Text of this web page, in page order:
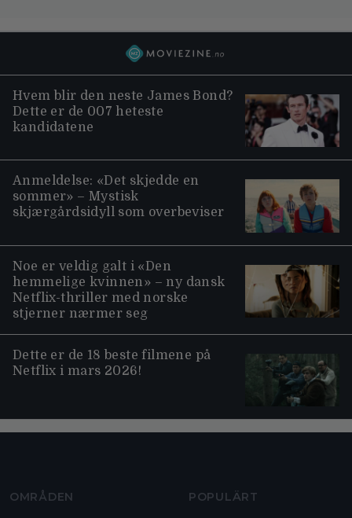
Hvem blir den neste James Bond?
Dette er de 007 heteste
kandidatene
Anmeldelse: «Det skjedde en
sommer» – Mystisk
skjærgårdsidyll som overbeviser
Noe er veldig galt i «Den
hemmelige kvinnen» – ny dansk
Netflix-thriller med norske
stjerner nærmer seg
Dette er de 18 beste filmene på
Netflix i mars 2026!
OMRÅDEN POPULÄRT